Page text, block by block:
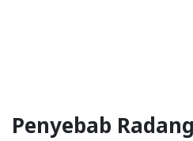
Penyebab